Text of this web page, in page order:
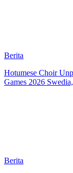
Berita
Hotumese Choir
Games 2026
Berita